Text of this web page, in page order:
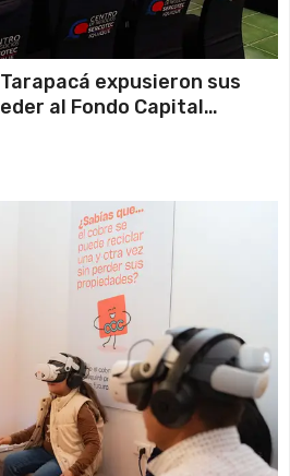
expusieron sus
al Fondo Capital